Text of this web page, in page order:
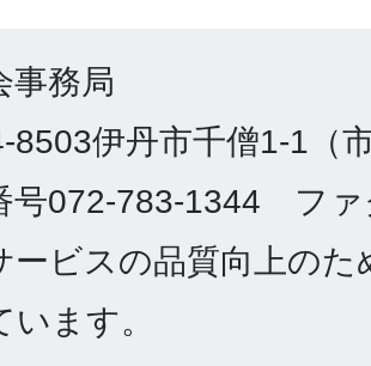
事務局
8503伊丹市千僧1-1（
号072-783-1344 ファ
ービスの品質向上のた
います。